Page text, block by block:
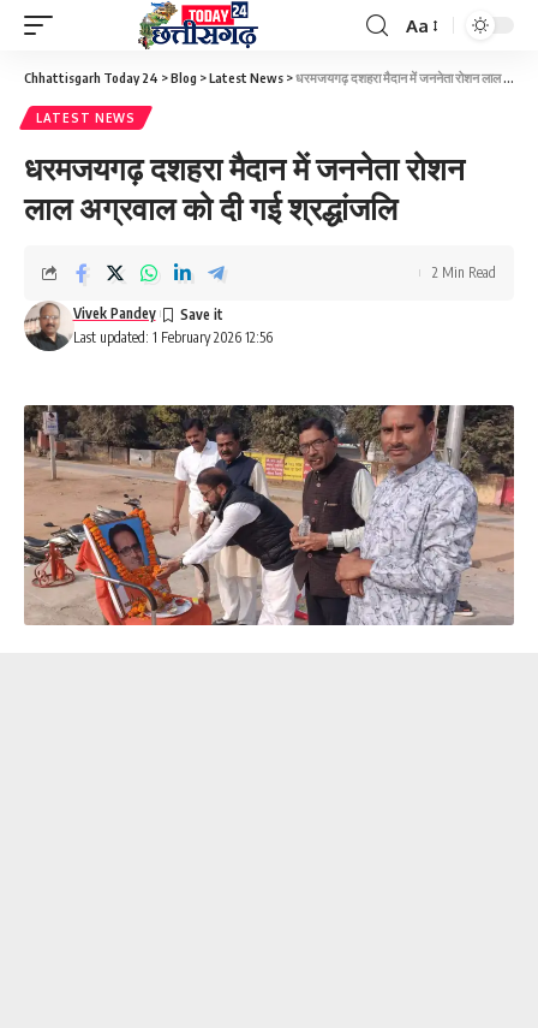
Font
Resizer
Aa
Chhattisgarh Today 24 >Blog >Latest News >धरमजयगढ़ दशहरा मैदान में जननेता रोशन लाल अग्रवाल को दी गई श्रद्धांजलि
LATEST NEWS
धरमजयगढ़ दशहरा मैदान में जननेता रोशन
लाल अग्रवाल को दी गई श्रद्धांजलि
Last updated: 1 February 2026 12:56
Vivek Pandey
2 Min Read